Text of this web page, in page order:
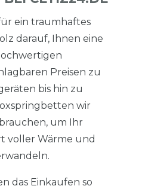
ein traumhaftes
darauf, Ihnen eine
Preisen zu
bis hin zu
wir
brauchen, um Ihr
voller Wärme und
das Einkaufen so